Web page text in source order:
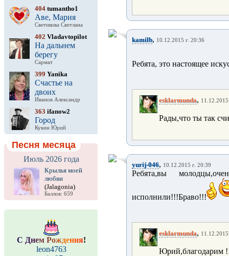
404 tumantho1
Аве, Мария
Светикова Светлана
402 Vladavtopilot
На дальнем
берегу
Сармат
399 Yanika
Счастье на
двоих
Иванов Александр
363 ifanow2
Город
Кукин Юрий
Песня месяца
Июль 2026 года
Крылья моей
любви
(Jalagonia)
Баллов: 659
С Днем Рождения!
leon4763
kamilb, 10.12.2015 г. 20:36
Ребята, это настоящее
esklarmunda,
Рады,что ты так
yurij-046, 10.12.2015 г. 20:39
Ребята,вы
исполнили!!!Браво!!!
esklarmunda,
Юрий,благодарим